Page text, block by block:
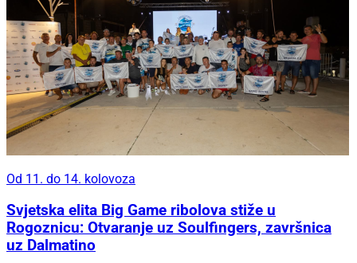
Od 11. do 14. kolovoza
Svjetska elita Big Game ribolova stiže u
Rogoznicu: Otvaranje uz Soulfingers, završnica
uz Dalmatino